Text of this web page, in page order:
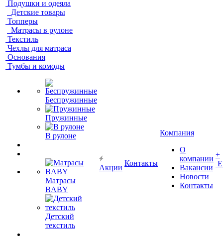
Подушки и одеяла
Детские товары
Топперы
Матрасы в рулоне
Текстиль
Чехлы для матраса
Основания
Тумбы и комоды
Беспружинные
Пружинные
В рулоне
Матрасы
BABY
Детский
текстиль
Акции
Контакты
Компания
О
компании
Вакансии
Новости
Контакты
+